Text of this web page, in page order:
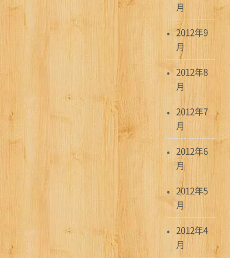
月
2012年9
月
2012年8
月
2012年7
月
2012年6
月
2012年5
月
2012年4
月